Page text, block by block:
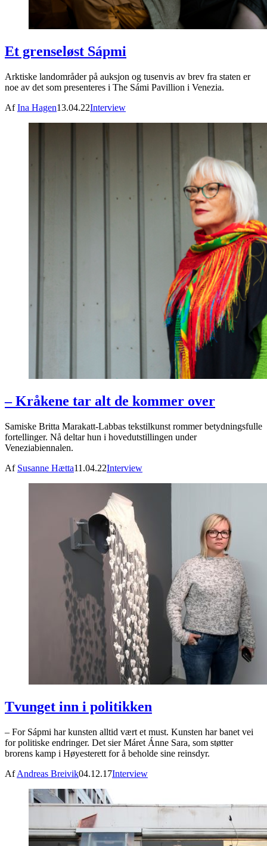
Et grenseløst Sápmi
Arktiske landområder på auksjon og tusenvis av brev fra staten er
noe av det som presenteres i The Sámi Pavillion i Venezia.
AfIna Hagen13.04.22Interview
– Kråkene tar alt de kommer over
Samiske Britta Marakatt-Labbas tekstilkunst rommer betydningsfulle
fortellinger. Nå deltar hun i hovedutstillingen under
Veneziabiennalen.
Af Susanne Hætta11.04.22Interview
Tvunget inn i politikken
– For Sápmi har kunsten alltid vært et must. Kunsten har banet vei
for politiske endringer. Det sier Máret Ánne Sara, som støtter
brorens kamp i Høyesterett for å beholde sine reinsdyr.
AfAndreas Breivik04.12.17Interview